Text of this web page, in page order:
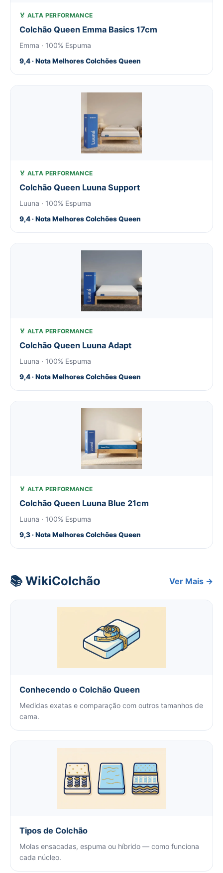
🏅 ALTA PERFORMANCE
Colchão Queen Emma Basics 17cm
Emma · 100% Espuma
9,4 · Nota Melhores Colchões Queen
🏅 ALTA PERFORMANCE
Colchão Queen Luuna Support
Luuna · 100% Espuma
9,4 · Nota Melhores Colchões Queen
🏅 ALTA PERFORMANCE
Colchão Queen Luuna Adapt
Luuna · 100% Espuma
9,4 · Nota Melhores Colchões Queen
🏅 ALTA PERFORMANCE
Colchão Queen Luuna Blue 21cm
Luuna · 100% Espuma
9,3 · Nota Melhores Colchões Queen
📚 WikiColchão Ver Mais →
Conhecendo o Colchão Queen
Medidas exatas e comparação com outros tamanhos de
cama.
Tipos de Colchão
Molas ensacadas, espuma ou híbrido — como funciona
cada núcleo.